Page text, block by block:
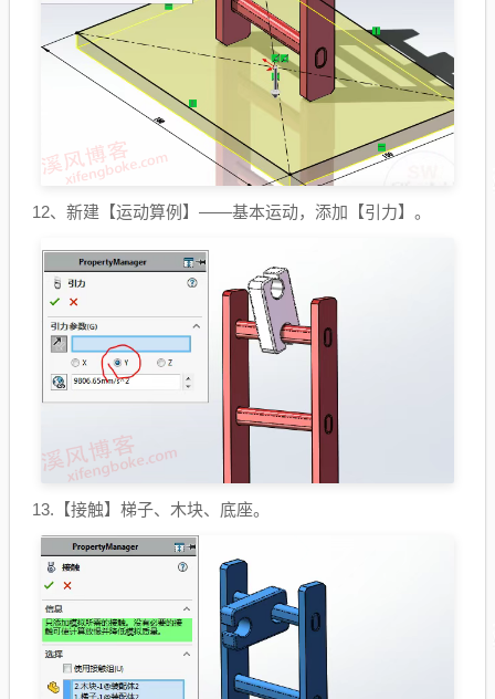
12、新建【运动算例】——基本运动，添加【引力】。
13.【接触】梯子、木块、底座。